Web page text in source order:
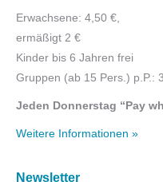
Erwachsene: 4,50 €,
ermäßigt 2 €
Kinder bis 6 Jahren frei
Gruppen (ab 15 Pers.) p.P.:
Jeden Donnerstag “Pay
Weitere Informationen »
Newsletter